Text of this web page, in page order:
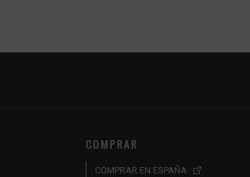
COMPRAR
COMPRAR EN ESPAÑA